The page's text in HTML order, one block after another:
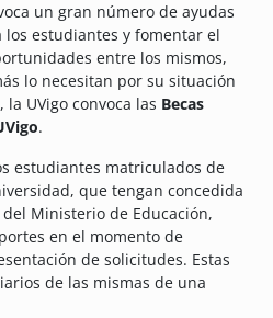
un gran número de ayudas
estudiantes y fomentar el
entre los mismos,
lo necesitan por su situación
UVigo convoca las Becas
.
estudiantes matriculados de
que tengan concedida
Ministerio de Educación,
en el momento de
de solicitudes. Estas
de las mismas de una